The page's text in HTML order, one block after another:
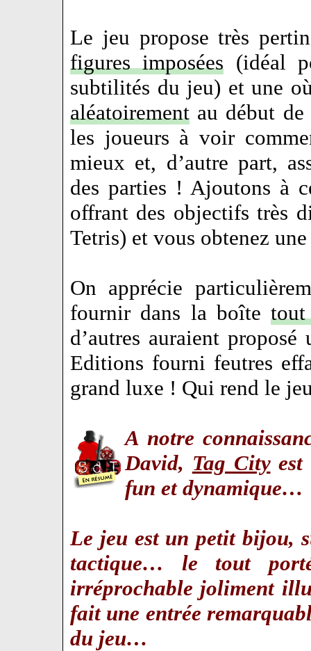
Le jeu propose très
figures imposées (idéal
subtilités du jeu) et une
aléatoirement au début
les joueurs à voir
mieux et, d’autre part,
des parties ! Ajoutons à
offrant des objectifs très
Tetris) et vous obtenez
On apprécie
fournir dans la boîte
d’autres auraient
Editions fourni feutres
grand luxe ! Qui rend le
A notre
David, Tag Cityest
fun et dynamique…
Le jeu est un petit bijou,
tactique… le tout
irréprochable joliment
fait une entrée
du jeu…